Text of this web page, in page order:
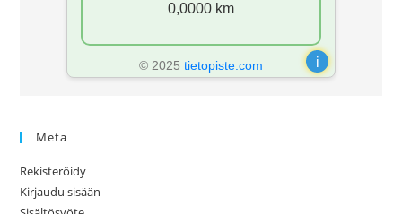
0,0000 km
i
© 2025 tietopiste.com
Meta
Rekisteröidy
Kirjaudu sisään